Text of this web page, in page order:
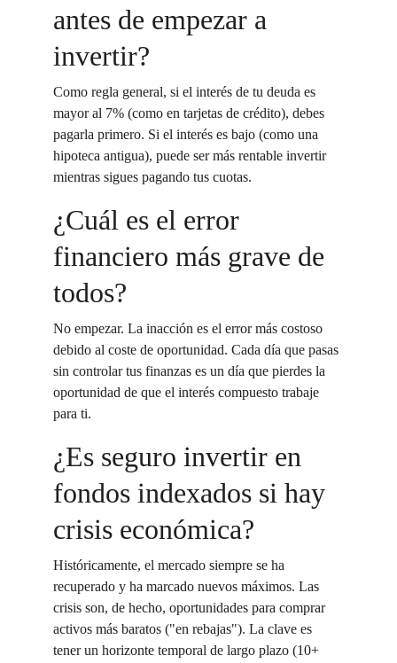
antes de empezar a
invertir?
Como regla general, si el interés de tu deuda es
mayor al 7% (como en tarjetas de crédito), debes
pagarla primero. Si el interés es bajo (como una
hipoteca antigua), puede ser más rentable invertir
mientras sigues pagando tus cuotas.
¿Cuál es el error
financiero más grave de
todos?
No empezar. La inacción es el error más costoso
debido al coste de oportunidad. Cada día que pasas
sin controlar tus finanzas es un día que pierdes la
oportunidad de que el interés compuesto trabaje
para ti.
¿Es seguro invertir en
fondos indexados si hay
crisis económica?
Históricamente, el mercado siempre se ha
recuperado y ha marcado nuevos máximos. Las
crisis son, de hecho, oportunidades para comprar
activos más baratos ("en rebajas"). La clave es
tener un horizonte temporal de largo plazo (10+